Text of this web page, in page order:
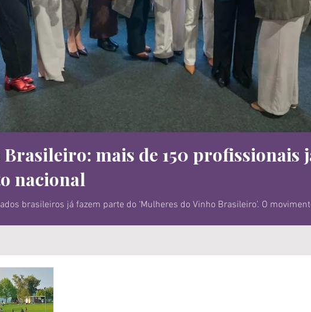
mais de 150 profissionais
nacional
já fazem parte do ‘Mulheres do Vinho Brasileiro’. O movimento foi apresentado há
da Wine South America, em Bento Gonçalves (foto). O objetivo do grupo,